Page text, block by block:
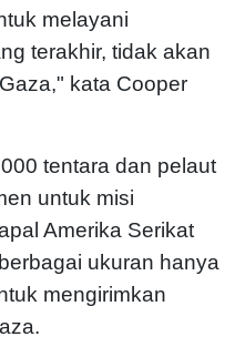
melayani
terakhir, tidak akan
kata Cooper
tentara dan pelaut
untuk misi
Amerika Serikat
ukuran hanya
mengirimkan